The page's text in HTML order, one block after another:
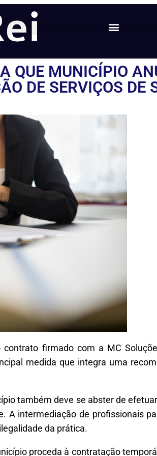
QUE MUNICÍPIO
DE SERVIÇOS DE
firmado com a MC
medida que integra uma
também deve se abster de
A intermediação de profissionais
da prática.
proceda à contratação